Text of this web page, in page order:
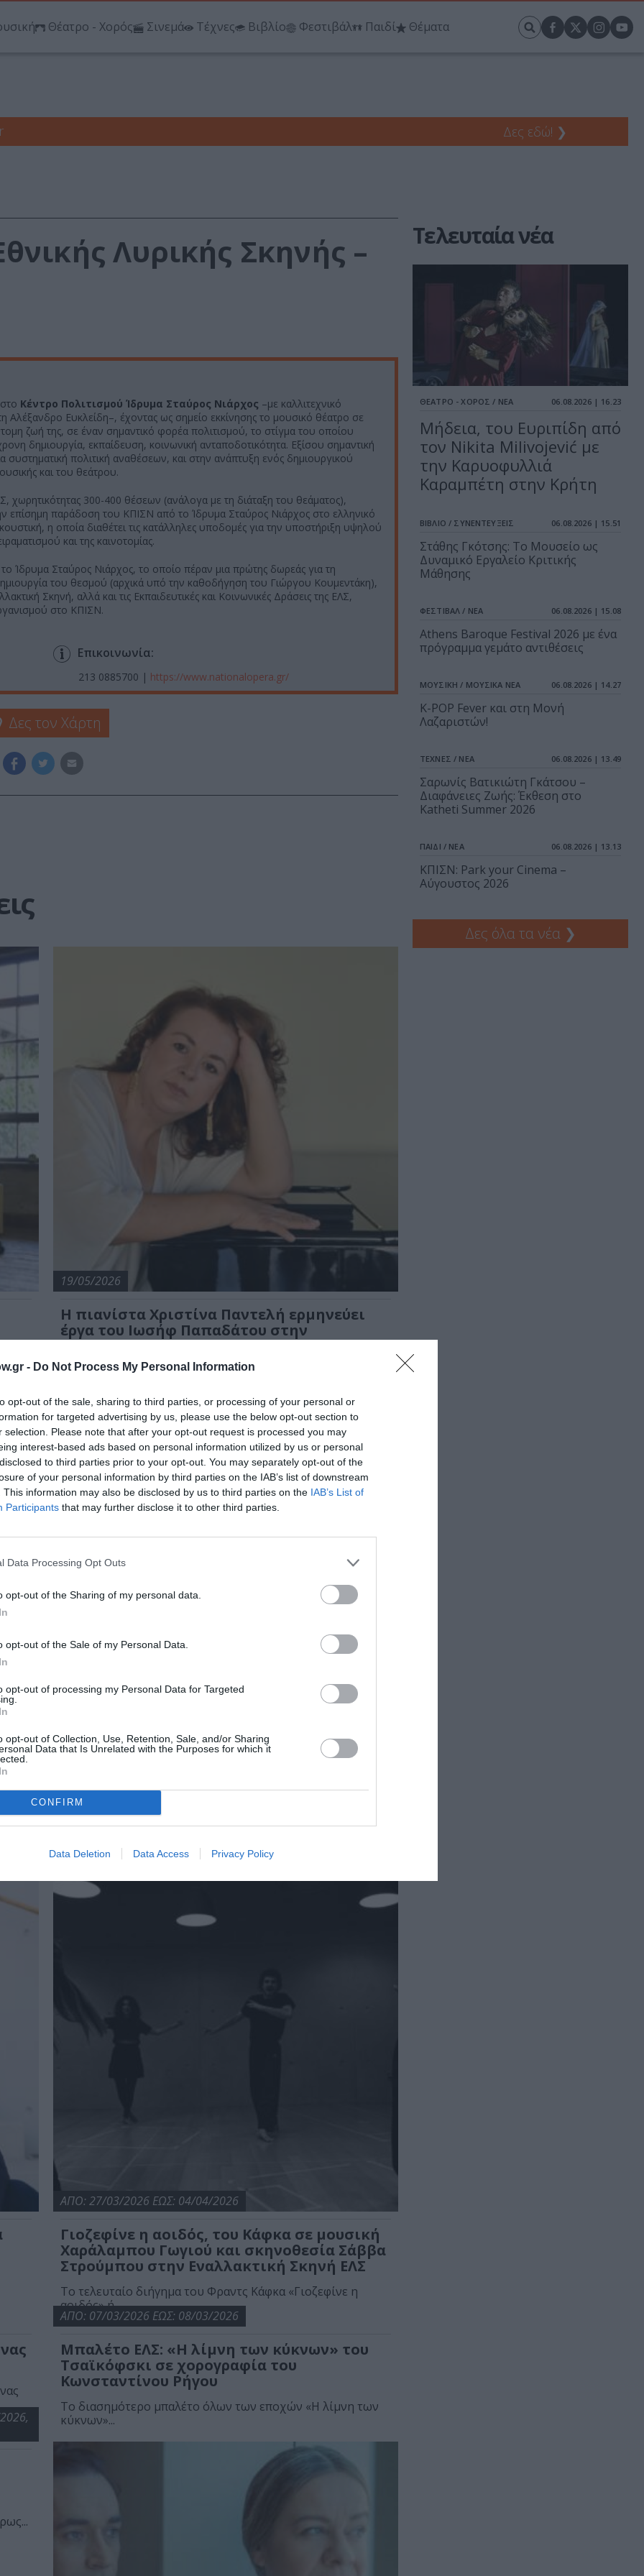
- Do Not Process My Personal Information
opt-out of the sale, sharing to third parties, or processing of your personal or
for targeted advertising by us, please use the below opt-out section to
selection. Please note that after your opt-out request is processed you may
interest-based ads based on personal information utilized by us or personal
to third parties prior to your opt-out. You may separately opt-out of the
of your personal information by third parties on the IAB’s list of downstream
This information may also be disclosed by us to third parties on the IAB’s List of
Participants that may further disclose it to other third parties.
Data Processing Opt Outs
opt-out of the Sharing of my personal data.
opt-out of the Sale of my Personal Data.
opt-out of processing my Personal Data for Targeted
opt-out of Collection, Use, Retention, Sale, and/or Sharing
Data that Is Unrelated with the Purposes for which it
CONFIRM
Data Deletion Data Access Privacy Policy
Θέατρο - Χορός Σινεμά Τέχνες Βιβλίο Φεστιβάλ Παιδί Θέματα
Δες εδώ! ❯
Λυρικής Σκηνής –
στο Κέντρο Πολιτισμού Ίδρυμα Σταύρος Νιάρχος –με καλλιτεχνικό
Ευκλείδη–, έχοντας ως σημείο εκκίνησης το μουσικό θέατρο σε
ζωή της, σε έναν σημαντικό φορέα πολιτισμού, το στίγμα του οποίου
δημιουργία, εκπαίδευση, κοινωνική ανταποδοτικότητα. Εξίσου σημαντική
πολιτική αναθέσεων, και στην ανάπτυξη ενός δημιουργικού
και του θεάτρου.
χωρητικότητας 300-400 θέσεων (ανάλογα με τη διάταξη του θεάματος),
επίσημη παράδοση του ΚΠΙΣΝ από το Ίδρυμα Σταύρος Νιάρχος στο ελληνικό
η οποία διαθέτει τις κατάλληλες υποδομές για την υποστήριξη υψηλού
και της καινοτομίας.
το Ίδρυμα Σταύρος Νιάρχος, το οποίο πέραν μια πρώτης δωρεάς για τη
του θεσμού (αρχικά υπό την καθοδήγηση του Γιώργου Κουμεντάκη),
Σκηνή, αλλά και τις Εκπαιδευτικές και Κοινωνικές Δράσεις της ΕΛΣ,
στο ΚΠΙΣΝ.
Επικοινωνία:
213 0885700 | https://www.nationalopera.gr/
Δες τον Χάρτη
19/05/2026
Η πιανίστα Χριστίνα Παντελή ερμηνεύει
έργα του Ιωσήφ Παπαδάτου στην
Εναλλακτική Σκηνή ΕΛΣ
H διακεκριμένη πιανίστα Χριστίνα Παντελή παρουσιάζει
ΑΠΟ: 30/04/2026 ΕΩΣ: 03/05/2026
έργο της Ρασίλντ στην Εναλλακτική Σκηνή
ΕΛΣ
Tο έργο Monsieur Vénus της Ρασίλντ, ένα από τα πιο...
ΑΠΟ: 27/03/2026 ΕΩΣ: 04/04/2026
Γιοζεφίνε η αοιδός, του Κάφκα σε μουσική
Χαράλαμπου Γωγιού και σκηνοθεσία Σάββα
Στρούμπου στην Εναλλακτική Σκηνή ΕΛΣ
Το τελευταίο διήγημα του Φραντς Κάφκα «Γιοζεφίνε η
αοιδός» ή...
ΑΠΟ: 07/03/2026 ΕΩΣ: 08/03/2026
Μπαλέτο ΕΛΣ: «Η λίμνη των κύκνων» του
Τσαϊκόφσκι σε χορογραφία του
Κωνσταντίνου Ρήγου
Το διασημότερο μπαλέτο όλων των εποχών «Η λίμνη των
κύκνων»...
Τελευταία νέα
ΘΕΑΤΡΟ - ΧΟΡΟΣ / ΝΕΑ 06.08.2026 | 16.23
Μήδεια, του Ευριπίδη από
τον Nikita Milivojević με
την Καρυοφυλλιά
Καραμπέτη στην Κρήτη
ΒΙΒΛΙΟ / ΣΥΝΕΝΤΕΥΞΕΙΣ 06.08.2026 | 15.51
Στάθης Γκότσης: Το Μουσείο ως
Δυναμικό Εργαλείο Κριτικής
Μάθησης
ΦΕΣΤΙΒΑΛ / ΝΕΑ 06.08.2026 | 15.08
Athens Baroque Festival 2026 με ένα
πρόγραμμα γεμάτο αντιθέσεις
ΜΟΥΣΙΚΗ / ΜΟΥΣΙΚΑ ΝΕΑ 06.08.2026 | 14.27
K-POP Fever και στη Μονή
Λαζαριστών!
ΤΕΧΝΕΣ / ΝΕΑ 06.08.2026 | 13.49
Σαρωνίς Βατικιώτη Γκάτσου –
Διαφάνειες Ζωής: Έκθεση στο
Katheti Summer 2026
ΠΑΙΔΙ / ΝΕΑ 06.08.2026 | 13.13
ΚΠΙΣΝ: Park your Cinema –
Αύγουστος 2026
Δες όλα τα νέα ❯